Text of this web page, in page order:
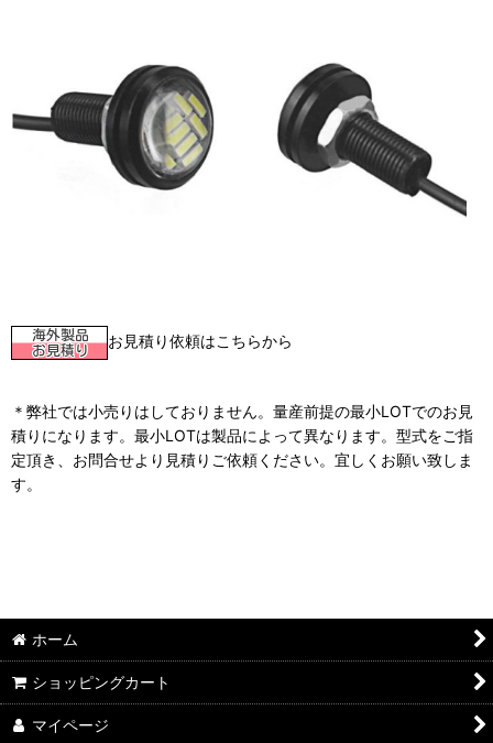
お見積り依頼はこちらから
＊弊社では小売りはしておりません。量産前提の最小LOTでのお見
積りになります。最小LOTは製品によって異なります。型式をご指
定頂き、お問合せより見積りご依頼ください。宜しくお願い致しま
す。
ホーム
ショッピングカート
マイページ